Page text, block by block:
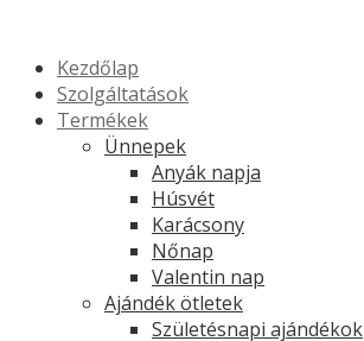
Kezdőlap
Szolgáltatások
Termékek
Ünnepek
Anyák napja
Húsvét
Karácsony
Nőnap
Valentin nap
Ajándék ötletek
Születésnapi ajándékok